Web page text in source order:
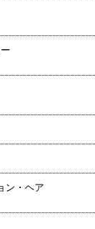
ン・ヘア